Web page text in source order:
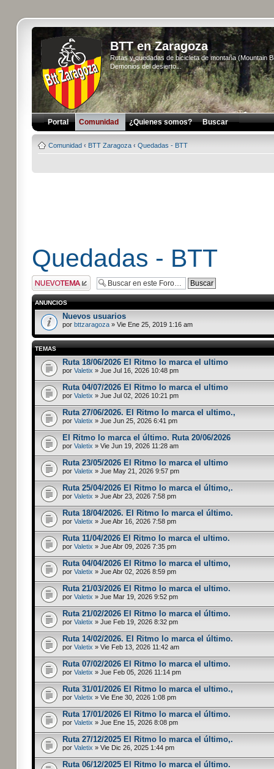
BTT en Zaragoza
Rutas y quedadas de bicicleta de montaña (Mountain
Demonios del desierto...
Portal Comunidad ¿Quienes somos? Buscar
Comunidad ‹ BTT Zaragoza ‹ Quedadas - BTT
Quedadas - BTT
Publicar un nuevo
tema
ANUNCIOS
Nuevos usuarios
por bttzaragoza» Vie Ene 25, 2019 1:16 am
TEMAS
Ruta 18/06/2026 El Ritmo lo marca el ultimo
por Valetix » Jue Jul 16, 2026 10:48 pm
Ruta 04/07/2026 El Ritmo lo marca el ultimo
por Valetix » Jue Jul 02, 2026 10:21 pm
Ruta 27/06/2026. El Ritmo lo marca el ultimo.,
por Valetix » Jue Jun 25, 2026 6:41 pm
El Ritmo lo marca el último. Ruta 20/06/2026
por Valetix » Vie Jun 19, 2026 11:28 am
Ruta 23/05/2026 El Ritmo lo marca el ultimo
por Valetix » Jue May 21, 2026 9:57 pm
Ruta 25/04/2026 El Ritmo lo marca el último,.
por Valetix » Jue Abr 23, 2026 7:58 pm
Ruta 18/04/2026. El Ritmo lo marca el último.
por Valetix » Jue Abr 16, 2026 7:58 pm
Ruta 11/04/2026 El Ritmo lo marca el ultimo.
por Valetix » Jue Abr 09, 2026 7:35 pm
Ruta 04/04/2026 El Ritmo lo marca el ultimo,
por Valetix » Jue Abr 02, 2026 8:59 pm
Ruta 21/03/2026 El Ritmo lo marca el ultimo.
por Valetix » Jue Mar 19, 2026 9:52 pm
Ruta 21/02/2026 El Ritmo lo marca el último.
por Valetix » Jue Feb 19, 2026 8:32 pm
Ruta 14/02/2026. El Ritmo lo marca el último.
por Valetix » Vie Feb 13, 2026 11:42 am
Ruta 07/02/2026 El Ritmo lo marca el ultimo.
por Valetix » Jue Feb 05, 2026 11:14 pm
Ruta 31/01/2026 El Ritmo lo marca el ultimo.,
por Valetix » Vie Ene 30, 2026 1:08 pm
Ruta 17/01/2026 El Ritmo lo marca el último.
por Valetix » Jue Ene 15, 2026 8:08 pm
Ruta 27/12/2025 El Ritmo lo marca el último,.
por Valetix » Vie Dic 26, 2025 1:44 pm
Ruta 06/12/2025 El Ritmo lo marca el último.